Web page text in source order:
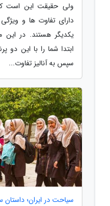
ولی حقیقت این است
دارای تفاوت ها و
یکدیگر هستند. در این
ابتدا شما را با این دو
سپس به آنالیز تفاوت...
سیاحت در ایران؛ داستان